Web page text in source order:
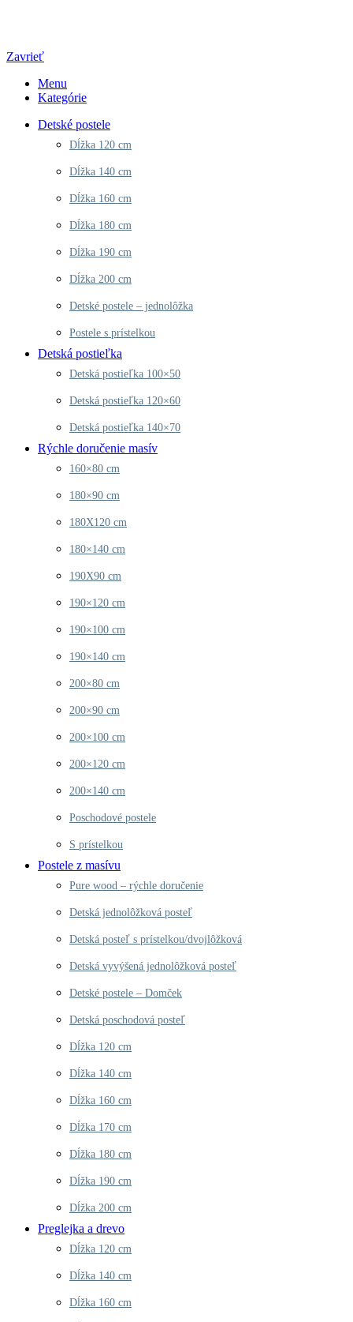
Zavrieť
Menu
Kategórie
Detské postele
Dĺžka 120 cm
Dĺžka 140 cm
Dĺžka 160 cm
Dĺžka 180 cm
Dĺžka 190 cm
Dĺžka 200 cm
Detské postele – jednolôžka
Postele s prístelkou
Detská postieľka
Detská postieľka 100×50
Detská postieľka 120×60
Detská postieľka 140×70
Rýchle doručenie masív
160×80 cm
180×90 cm
180X120 cm
180×140 cm
190X90 cm
190×120 cm
190×100 cm
190×140 cm
200×80 cm
200×90 cm
200×100 cm
200×120 cm
200×140 cm
Poschodové postele
S prístelkou
Postele z masívu
Pure wood – rýchle doručenie
Detská jednolôžková posteľ
Detská posteľ s prístelkou/dvojlôžková
Detská vyvýšená jednolôžková posteľ
Detské postele – Domček
Detská poschodová posteľ
Dĺžka 120 cm
Dĺžka 140 cm
Dĺžka 160 cm
Dĺžka 170 cm
Dĺžka 180 cm
Dĺžka 190 cm
Dĺžka 200 cm
Preglejka a drevo
Dĺžka 120 cm
Dĺžka 140 cm
Dĺžka 160 cm